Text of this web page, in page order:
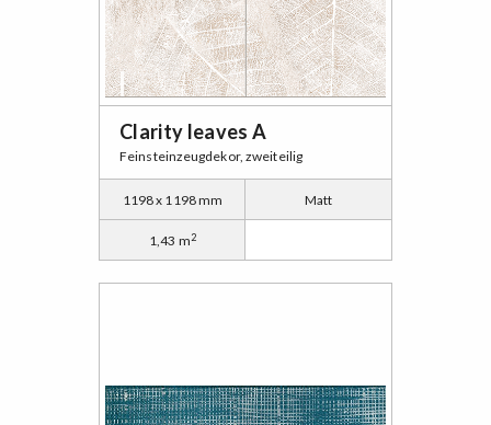
Clarity leaves A
Feinsteinzeugdekor, zweiteilig
1198 x 1198 mm Matt
1,43 m2